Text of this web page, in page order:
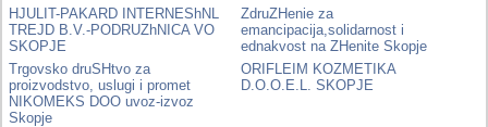
HJULIT-PAKARD INTERNEShNL
TREJD B.V.-PODRUZhNICA VO
SKOPJE
ZdruZHenie za
emancipacija,solidarnost i
ednakvost na ZHenite Skopje
Trgovsko druSHtvo za
proizvodstvo, uslugi i promet
NIKOMEKS DOO uvoz-izvoz
Skopje
ORIFLEIM KOZMETIKA
D.O.O.E.L. SKOPJE